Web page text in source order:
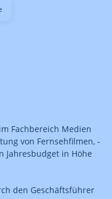
Fachbereich Medien
von Fernsehfilmen, -
in Höhe
den Geschäftsführer